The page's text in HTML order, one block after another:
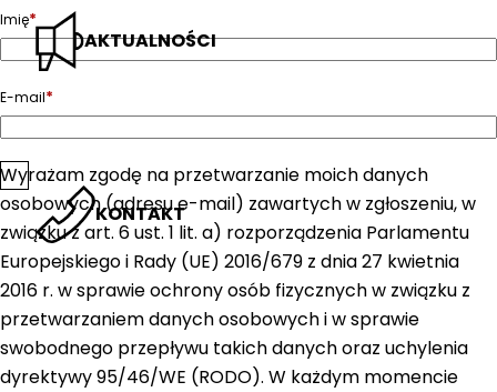
AKTUALNOŚCI
KONTAKT
Imię*
E-mail*
Zgoda*
Wyrażam zgodę na przetwarzanie moich danych
osobowych (adresu e-mail) zawartych w zgłoszeniu, w
związku z art. 6 ust. 1 lit. a) rozporządzenia Parlamentu
Europejskiego i Rady (UE) 2016/679 z dnia 27 kwietnia
2016 r. w sprawie ochrony osób fizycznych w związku z
przetwarzaniem danych osobowych i w sprawie
swobodnego przepływu takich danych oraz uchylenia
dyrektywy 95/46/WE (RODO). W każdym momencie